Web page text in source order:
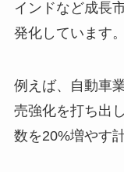
インドなど成長
発化しています。
例えば、自動車
売強化を打ち出
数を20%増やす